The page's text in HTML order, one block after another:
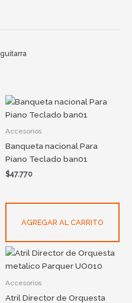
guitarra
Accesorios
Banqueta nacional Para
Piano Teclado ban01
$47.770
AGREGAR AL CARRITO
Accesorios
Atril Director de Orquesta